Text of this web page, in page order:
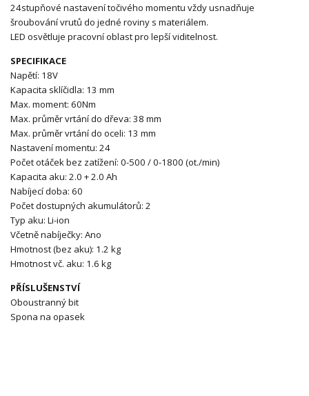
24stupňové nastavení točivého momentu vždy usnadňuje
šroubování vrutů do jedné roviny s materiálem.
LED osvětluje pracovní oblast pro lepší viditelnost.
SPECIFIKACE
Napětí: 18V
Kapacita sklíčidla: 13 mm
Max. moment: 60Nm
Max. průměr vrtání do dřeva: 38 mm
Max. průměr vrtání do oceli: 13 mm
Nastavení momentu: 24
Počet otáček bez zatížení: 0-500 / 0-1800 (ot./min)
Kapacita aku: 2.0 + 2.0 Ah
Nabíjecí doba: 60
Počet dostupných akumulátorů: 2
Typ aku: Li-ion
Včetně nabíječky: Ano
Hmotnost (bez aku): 1.2 kg
Hmotnost vč. aku: 1.6 kg
PŘÍSLUŠENSTVÍ
Oboustranný bit
Spona na opasek